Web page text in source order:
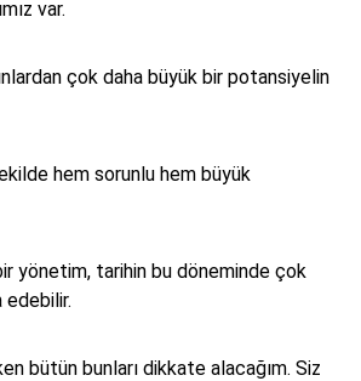
var.
çok daha büyük bir potansiyelin
hem sorunlu hem büyük
yönetim, tarihin bu döneminde çok
edebilir.
bütün bunları dikkate alacağım. Siz